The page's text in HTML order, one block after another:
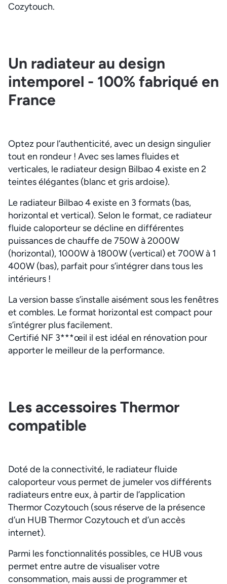
Cozytouch.
Un radiateur au design
intemporel - 100% fabriqué en
France
Optez pour l’authenticité, avec un design singulier
tout en rondeur ! Avec ses lames fluides et
verticales, le radiateur design Bilbao 4 existe en 2
teintes élégantes (blanc et gris ardoise).
Le radiateur Bilbao 4 existe en 3 formats (bas,
horizontal et vertical). Selon le format, ce radiateur
fluide caloporteur se décline en différentes
puissances de chauffe de 750W à 2000W
(horizontal), 1000W à 1800W (vertical) et 700W à 1
400W (bas), parfait pour s’intégrer dans tous les
intérieurs !
La version basse s’installe aisément sous les fenêtres
et combles. Le format horizontal est compact pour
s’intégrer plus facilement.
Certifié NF 3***œil il est idéal en rénovation pour
apporter le meilleur de la performance.
Les accessoires Thermor
compatible
Doté de la connectivité, le radiateur fluide
caloporteur vous permet de jumeler vos différents
radiateurs entre eux, à partir de l’application
Thermor Cozytouch (sous réserve de la présence
d’un HUB Thermor Cozytouch et d’un accès
internet).
Parmi les fonctionnalités possibles, ce HUB vous
permet entre autre de visualiser votre
consommation, mais aussi de programmer et